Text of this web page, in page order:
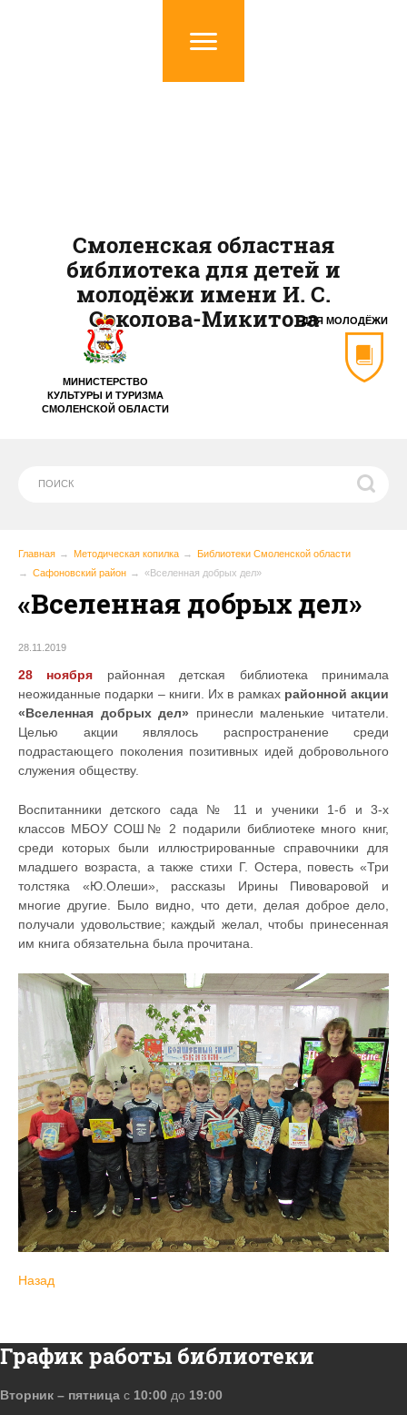
МИНИСТЕРСТВО
КУЛЬТУРЫ И ТУРИЗМА
СМОЛЕНСКОЙ ОБЛАСТИ
ДЛЯ МОЛОДЁЖИ
Смоленская областная
библиотека для детей и
молодёжи имени И. С.
Соколова-Микитова
Главная Методическая копилка
Библиотеки Смоленской области
Сафоновский район
«Вселенная добрых дел»
«Вселенная добрых дел»
28.11.2019
28 ноября районная детская библиотека принимала
неожиданные подарки – книги. Их в рамках районной акции
«Вселенная добрых дел» принесли маленькие читатели.
Целью акции являлось распространение среди
подрастающего поколения позитивных идей добровольного
служения обществу.
Воспитанники детского сада № 11 и ученики 1-б и 3-х
классов МБОУ СОШ№ 2 подарили библиотеке много книг,
среди которых были иллюстрированные справочники для
младшего возраста, а также стихи Г. Остера, повесть «Три
толстяка «Ю.Олеши», рассказы Ирины Пивоваровой и
многие другие. Было видно, что дети, делая доброе дело,
получали удовольствие; каждый желал, чтобы принесенная
им книга обязательна была прочитана.
Назад
График работы библиотеки
Вторник – пятница с 10:00 до 19:00